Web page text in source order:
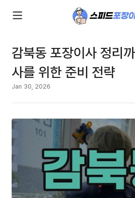
감북동 포장이사 정리
사를 위한 준비 전략
Jan 30, 2026